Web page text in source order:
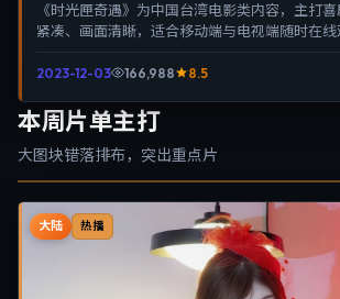
《时光匣奇遇》为中国台湾电影类内容，主打
紧凑、画面清晰，适合移动端与电视端随时在线
2023-12-03 166,988 8.5
本周片单主打
大图块错落排布，突出重点片
大陆 热播